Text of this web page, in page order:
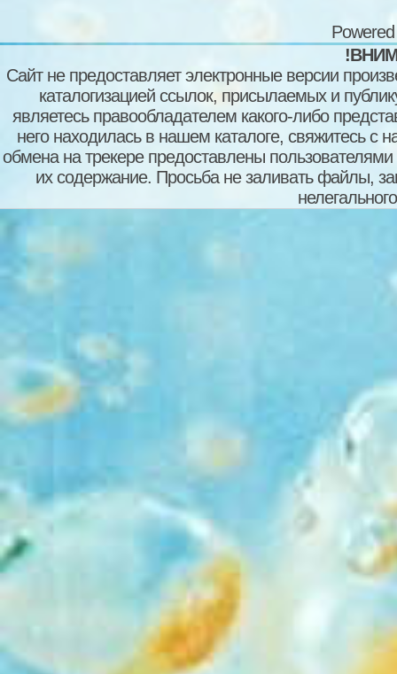
Сайт не предоставляет электронные версии
каталогизацией ссылок, присылаемых и
являетесь правообладателем какого-либо
него находилась в нашем каталоге, свяжитесь
обмена на трекере предоставлены пользователями
их содержание. Просьба не заливать файлы,